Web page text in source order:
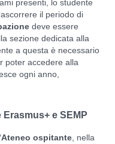
presenti, lo studente
il periodo di
deve essere
sezione dedicata alla
a questa è necessario
poter accedere alla
ogni anno,
e SEMP
ospitante , nella